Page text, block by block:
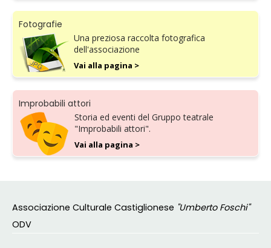
Fotografie
Una preziosa raccolta fotografica
dell'associazione
Vai alla pagina >
Improbabili attori
Storia ed eventi del Gruppo teatrale
"Improbabili attori".
Vai alla pagina >
Associazione Culturale Castiglionese "Umberto Foschi"
ODV